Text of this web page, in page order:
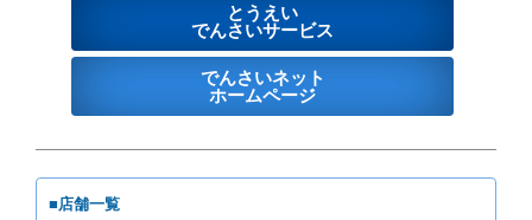
とうえい
でんさいサービス
でんさいネット
ホームページ
■店舗一覧